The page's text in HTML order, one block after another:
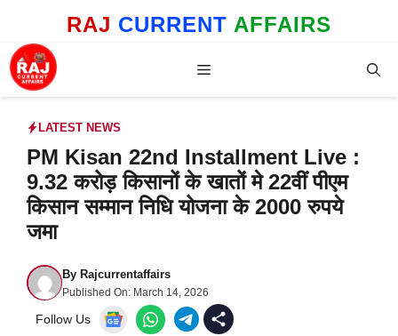
content
RAJ CURRENT AFFAIRS
Menu
LATEST NEWS
PM Kisan 22nd Installment Live :
9.32 करोड़ किसानों के खातों मे 22वीं पीएम
किसान सम्मान निधि योजना के 2000 रुपये
जमा
By Rajcurrentaffairs
Published On: March 14, 2026
Follow Us